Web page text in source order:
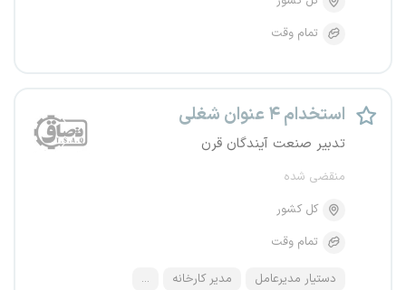
تمام وقت
استخدام ۴ عنوان شغلی
تدبیر صنعت آیندگان قرن
منقضی شده
کل کشور
تمام وقت
دستیار مدیرعامل مدیر کارخانه ...